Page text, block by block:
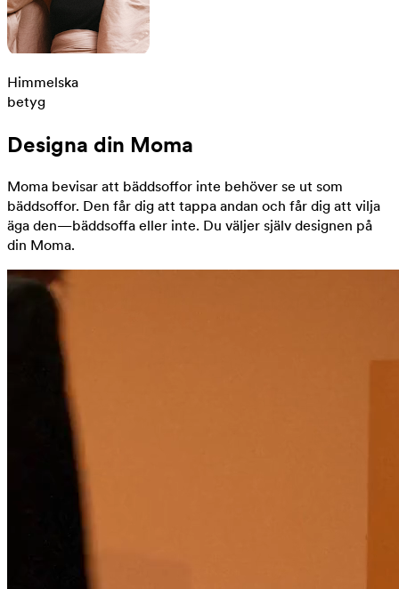
Himmelska
betyg
Designa din Moma
Moma bevisar att bäddsoffor inte behöver se ut som
bäddsoffor. Den får dig att tappa andan och får dig att vilja
äga den—bäddsoffa eller inte. Du väljer själv designen på
din Moma.